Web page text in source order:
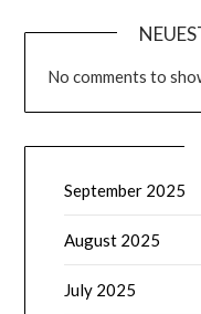
No comments to
September 2025
August 2025
July 2025